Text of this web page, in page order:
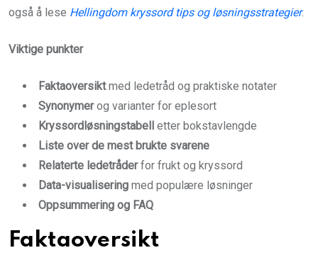
også å lese Hellingdom kryssord tips og løsningsstrategier.
Viktige punkter
Faktaoversiktmed ledetråd og praktiske notater
Synonymerog varianter for eplesort
Kryssordløsningstabell etter bokstavlengde
Liste over de mest brukte svarene
Relaterte ledetråderfor frukt og kryssord
Data-visualisering med populære løsninger
Oppsummering og FAQ
Faktaoversikt